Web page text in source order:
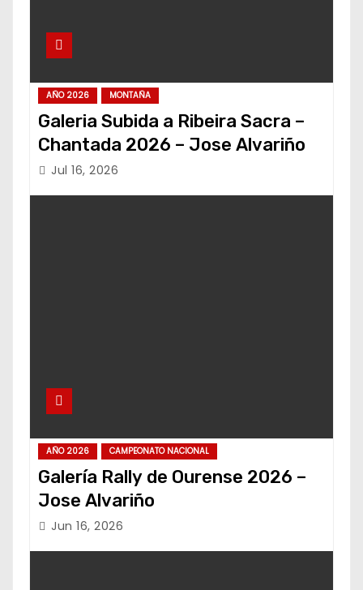
AÑO 2026 MONTAÑA
Galeria Subida a Ribeira Sacra –
Chantada 2026 – Jose Alvariño
Jul 16, 2026
AÑO 2026 CAMPEONATO NACIONAL
Galería Rally de Ourense 2026 –
Jose Alvariño
Jun 16, 2026